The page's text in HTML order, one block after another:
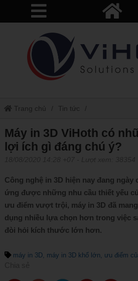
Trang chủ Tin tức
Máy in 3D ViHoth có những ưu điểm và
Máy in 3D ViHoth có
lợi ích gì đáng chú ý?
Công nghệ in 3D hiện nay đang ngày
ứng được những nhu cầu thiết yếu
ưu điểm vượt trội, máy in 3D đã
dụng nhiều lựa chọn hơn trong việc
đòi hỏi kích thước lớn hơn.
máy in 3D máy in 3D khổ lớn ưu điểm